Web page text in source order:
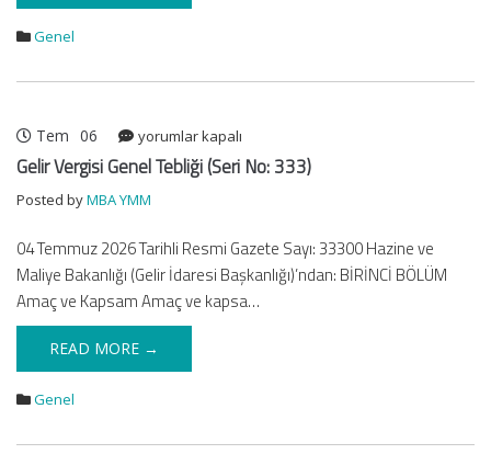
Genel
Tem 06
Gelir
Vergisi
Tebliği
No:
333)
için
yorumlar kapalı
Gelir Vergisi Genel Tebliği (Seri No: 333)
Posted byMBA YMM
04 Temmuz 2026 Tarihli Resmi Gazete Sayı: 33300 Hazine ve
Maliye Bakanlığı (Gelir İdaresi Başkanlığı)’ndan: BİRİNCİ BÖLÜM
Amaç ve Kapsam Amaç ve kapsa…
READ MORE →
Genel